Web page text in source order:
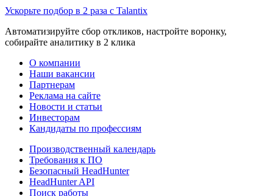
Ускорьте подбор в 2 раза с Talantix
Автоматизируйте сбор откликов, настройте воронку,
собирайте аналитику в 2 клика
О компании
Наши вакансии
Партнерам
Реклама на сайте
Новости и статьи
Инвесторам
Кандидаты по профессиям
Производственный календарь
Требования к ПО
Безопасный HeadHunter
HeadHunter API
Поиск работы